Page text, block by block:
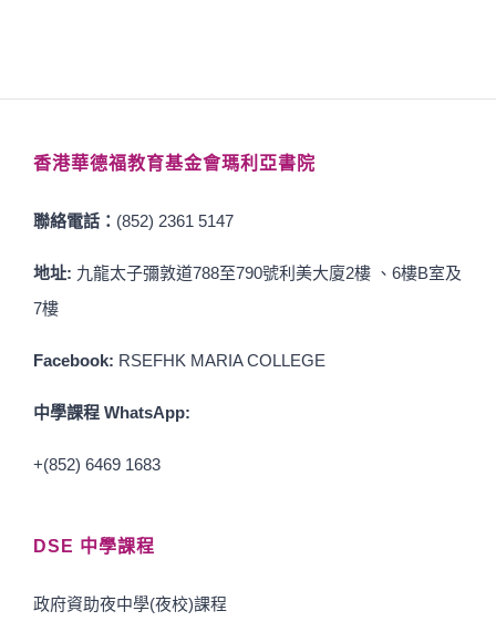
香港華德福教育基金會瑪利亞書院
聯絡電話： (852) 2361 5147
地址: 九龍太子彌敦道788至790號利美大廈2樓 、6樓B室及
7樓
Facebook: RSEFHK MARIA COLLEGE
中學課程 WhatsApp:
+(852) 6469 1683
DSE 中學課程
政府資助夜中學(夜校)課程